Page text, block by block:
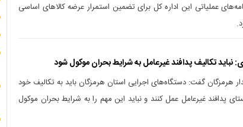
عملیاتی این اداره کل برای تضمین استمرار عرضه کالا‌های اساسی
نباید تکالیف پدافند غیرعامل به شرایط بحران موکول شود
هرمزگان گفت: دستگاه‌های اجرایی استان هرمزگان باید به تکالیف خود
پدافند غیرعامل عمل کنند و نباید این مهم را به شرایط بحران موکول